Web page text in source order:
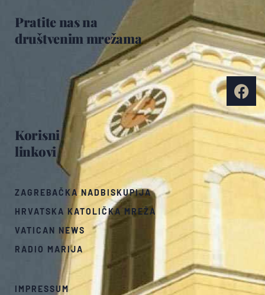
Korisni
linkovi
ZAGREBAČKA NADBISKUPIJA
HRVATSKA KATOLIČKA MREŽA
VATICAN NEWS
RADIO MARIJA
IMPRESSUM
Pratite nas na
društvenim mrežama